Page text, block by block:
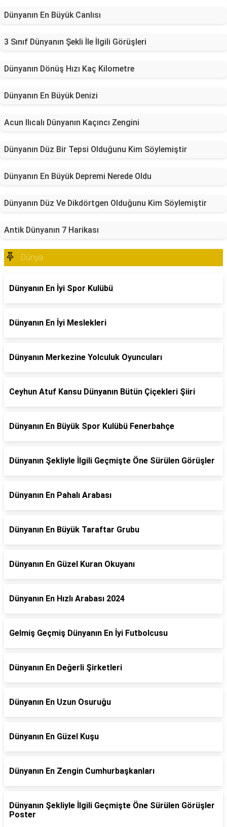
Dünyanın En Büyük Canlısı
3 Sınıf Dünyanın Şekli İle İlgili Görüşleri
Dünyanın Dönüş Hızı Kaç Kilometre
Dünyanın En Büyük Denizi
Acun Ilıcalı Dünyanın Kaçıncı Zengini
Dünyanın Düz Bir Tepsi Olduğunu Kim Söylemiştir
Dünyanın En Büyük Depremi Nerede Oldu
Dünyanın Düz Ve Dikdörtgen Olduğunu Kim Söylemiştir
Antik Dünyanın 7 Harikası
Dünya
Dünyanın En İyi Spor Kulübü
Dünyanın En İyi Meslekleri
Dünyanın Merkezine Yolculuk Oyuncuları
Ceyhun Atuf Kansu Dünyanın Bütün Çiçekleri Şiiri
Dünyanın En Büyük Spor Kulübü Fenerbahçe
Dünyanın Şekliyle İlgili Geçmişte Öne Sürülen Görüşler
Dünyanın En Pahalı Arabası
Dünyanın En Büyük Taraftar Grubu
Dünyanın En Güzel Kuran Okuyanı
Dünyanın En Hızlı Arabası 2024
Gelmiş Geçmiş Dünyanın En İyi Futbolcusu
Dünyanın En Değerli Şirketleri
Dünyanın En Uzun Osuruğu
Dünyanın En Güzel Kuşu
Dünyanın En Zengin Cumhurbaşkanları
Dünyanın Şekliyle İlgili Geçmişte Öne Sürülen Görüşler
Poster